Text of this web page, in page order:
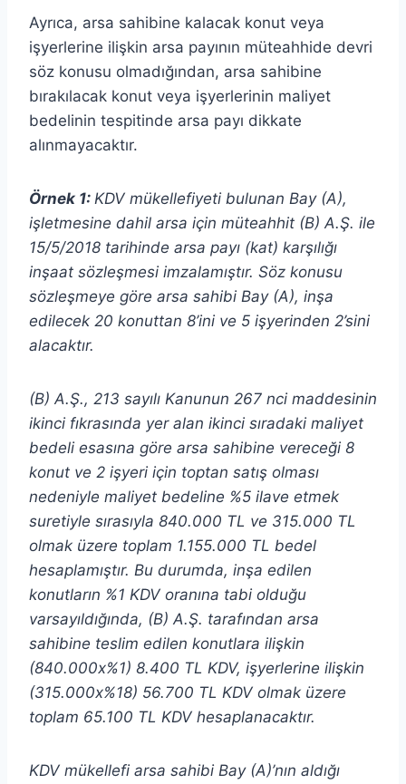
Ayrıca, arsa sahibine kalacak konut veya
işyerlerine ilişkin arsa payının müteahhide devri
söz konusu olmadığından, arsa sahibine
bırakılacak konut veya işyerlerinin maliyet
bedelinin tespitinde arsa payı dikkate
alınmayacaktır.
Örnek 1: KDV mükellefiyeti bulunan Bay (A),
işletmesine dahil arsa için müteahhit (B) A.Ş. ile
15/5/2018 tarihinde arsa payı (kat) karşılığı
inşaat sözleşmesi imzalamıştır. Söz konusu
sözleşmeye göre arsa sahibi Bay (A), inşa
edilecek 20 konuttan 8’ini ve 5 işyerinden 2’sini
alacaktır.
(B) A.Ş., 213 sayılı Kanunun 267 nci maddesinin
ikinci fıkrasında yer alan ikinci sıradaki maliyet
bedeli esasına göre arsa sahibine vereceği 8
konut ve 2 işyeri için toptan satış olması
nedeniyle maliyet bedeline %5 ilave etmek
suretiyle sırasıyla 840.000 TL ve 315.000 TL
olmak üzere toplam 1.155.000 TL bedel
hesaplamıştır. Bu durumda, inşa edilen
konutların %1 KDV oranına tabi olduğu
varsayıldığında, (B) A.Ş. tarafından arsa
sahibine teslim edilen konutlara ilişkin
(840.000x%1) 8.400 TL KDV, işyerlerine ilişkin
(315.000x%18) 56.700 TL KDV olmak üzere
toplam 65.100 TL KDV hesaplanacaktır.
KDV mükellefi arsa sahibi Bay (A)’nın aldığı